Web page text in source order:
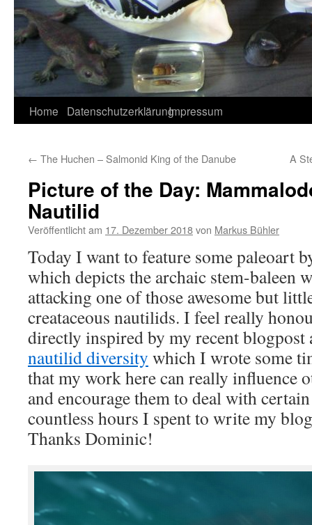
Home DatenschutzerklärungImpressum
← The Huchen – Salmonid King of the Danube A
Picture of the Day:
Nautilid
Veröffentlicht am 17. Dezember 2018von Markus Bühler
Today I want to feature some paleoart
which depicts the archaic stem-baleen
attacking one of those awesome but
creataceous nautilids. I feel really
directly inspired by my recent
nautilid diversity which I wrote some
that my work here can really influence
and encourage them to deal with
countless hours I spent to write my
Thanks Dominic!